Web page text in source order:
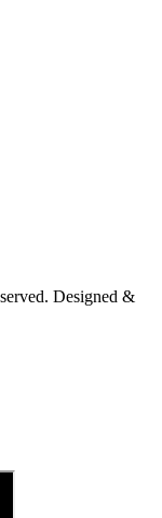
Designed &